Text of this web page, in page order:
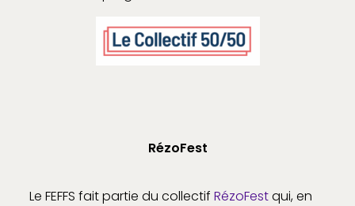
RézoFest
Le FEFFS fait partie du collectif RézoFestqui, en